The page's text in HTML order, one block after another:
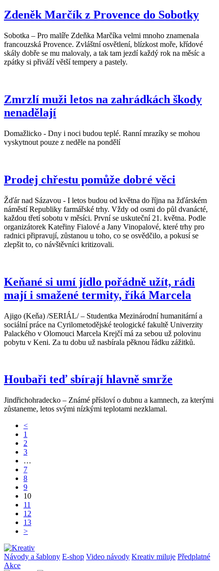
Zdeněk Marčík z Provence do Sobotky
Sobotka – Pro malíře Zdeňka Marčíka velmi mnoho znamenala
francouzská Provence. Zvláštní osvětlení, blízkost moře, křídové
skály dobře se mu malovaly, a tak tam jezdí každý rok na měsíc a
zpátky si přiváží větší tempery a pastely.
Zmrzlí muži letos na zahrádkách škody
nenadělají
Domažlicko - Dny i noci budou teplé. Ranní mrazíky se mohou
vyskytnout pouze z neděle na pondělí
Prodej chřestu pomůže dobré věci
Žďár nad Sázavou - I letos budou od května do října na žďárském
náměstí Republiky farmářské trhy. Vždy od osmi do půl dvanácté,
každou třetí sobotu v měsíci. První se uskuteční 21. května. Podle
organizátorek Kateřiny Fialové a Jany Vinopalové, které trhy pro
radnici připravují, zůstanou u toho, co se osvědčilo, a pokusí se
zlepšit to, co návštěvníci kritizovali.
Keňané si umí jídlo pořádně užít, rádi
mají i smažené termity, říká Marcela
Ajigo (Keňa) /SERIÁL/ – Studentka Mezinárodní humanitární a
sociální práce na Cyrilometodějské teologické fakultě Univerzity
Palackého v Olomouci Marcela Krejčí má za sebou už polovinu
pobytu v Keni. Za tu dobu už nasbírala pěknou řádku zážitků.
Houbaři teď sbírají hlavně smrže
Jindřichohradecko – Známé přísloví o dubnu a kamnech, za kterými
zůstaneme, letos svými nízkými teplotami nezklamal.
<
1
2
3
…
7
8
9
10
11
12
13
>
Návody a šablony E-shop Video návody Kreativ miluje Předplatné
Akce